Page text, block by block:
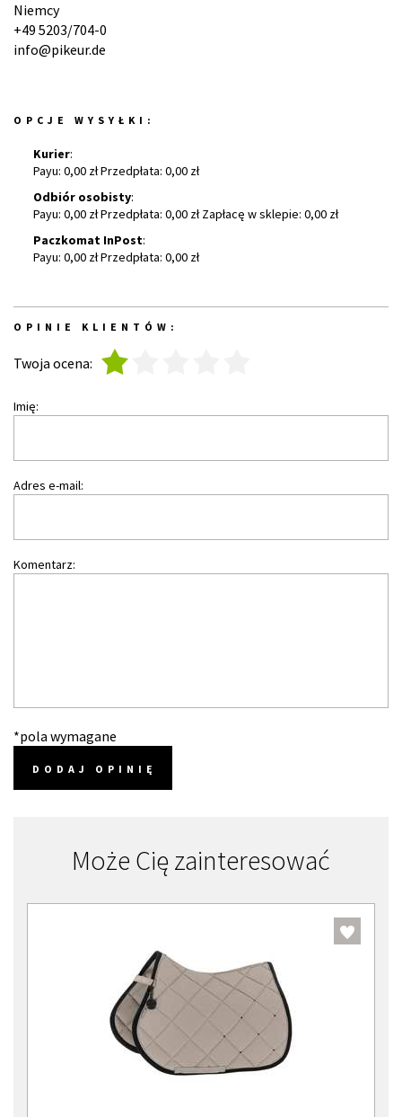
Niemcy
+49 5203/704-0
info@pikeur.de
OPCJE WYSYŁKI:
Kurier:
Payu: 0,00 zł Przedpłata: 0,00 zł
Odbiór osobisty:
Payu: 0,00 zł Przedpłata: 0,00 zł Zapłacę w sklepie: 0,00 zł
Paczkomat InPost:
Payu: 0,00 zł Przedpłata: 0,00 zł
OPINIE KLIENTÓW:
Twoja ocena:
Imię:
Adres e-mail:
Komentarz:
*pola wymagane
DODAJ OPINIĘ
Może Cię zainteresować